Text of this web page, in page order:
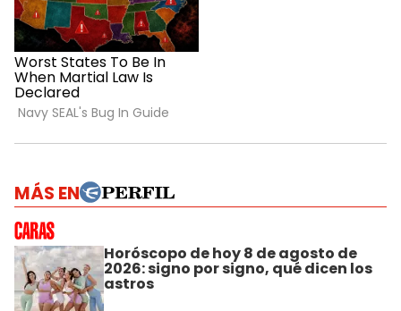
MÁS EN
Horóscopo de hoy 8 de agosto de
2026: signo por signo, qué dicen los
astros